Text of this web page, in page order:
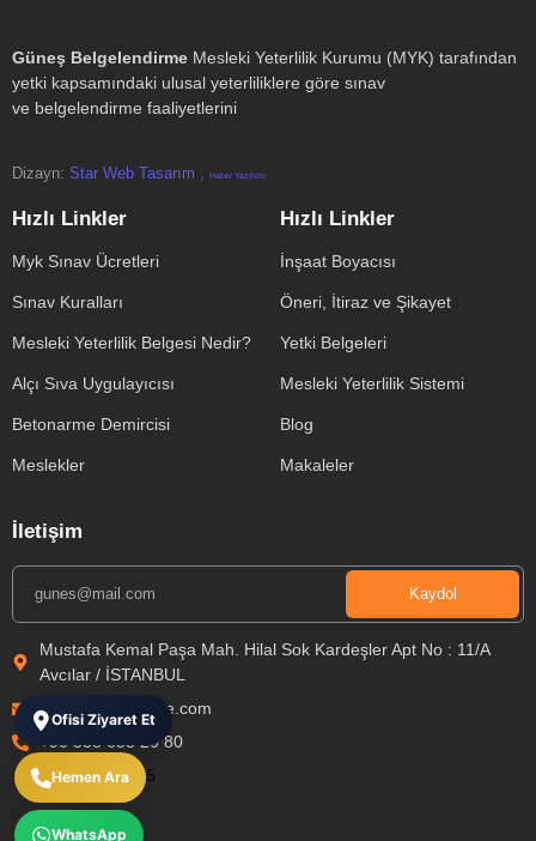
Güneş Belgelendirme Mesleki Yeterlilik Kurumu (MYK) tarafından
yetki kapsamındaki ulusal yeterliliklere göre sınav
ve belgelendirme faaliyetlerini
Dizayn: Star Web Tasarım , Haber Yazılımı
Hızlı Linkler
Myk Sınav Ücretleri
Sınav Kuralları
Mesleki Yeterlilik Belgesi Nedir?
Alçı Sıva Uygulayıcısı
Betonarme Demircisi
Meslekler
Hızlı Linkler
İnşaat Boyacısı
Öneri, İtiraz ve Şikayet
Yetki Belgeleri
Mesleki Yeterlilik Sistemi
Blog
Makaleler
İletişim
Kaydol
Mustafa Kemal Paşa Mah. Hilal Sok Kardeşler Apt No : 11/A
Avcılar / İSTANBUL
bilgi@gunesbelge.com
+90 538 653 20 80​
+90 551 842 87 55
Ofisi Ziyaret Et
Hemen Ara
WhatsApp